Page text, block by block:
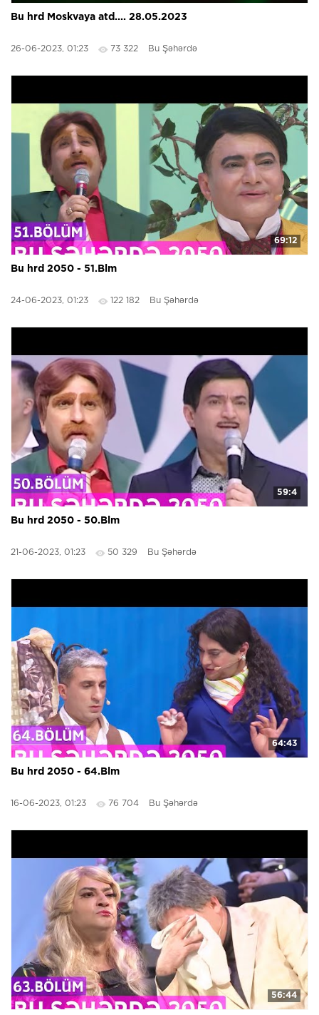
Bu hrd Moskvaya atd.... 28.05.2023
26-06-2023, 01:23 73 322 Bu Şəhərdə
69:12
Bu hrd 2050 - 51.Blm
24-06-2023, 01:23 122 182 Bu Şəhərdə
59:4
Bu hrd 2050 - 50.Blm
21-06-2023, 01:23 50 329 Bu Şəhərdə
64:43
Bu hrd 2050 - 64.Blm
16-06-2023, 01:23 76 704 Bu Şəhərdə
56:44